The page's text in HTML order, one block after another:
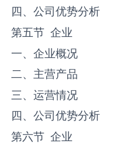
四、公司优势分析
第五节 企业
一、企业概况
二、主营产品
三、运营情况
四、公司优势分析
第六节 企业